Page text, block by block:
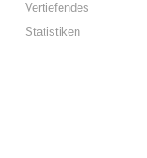
Vertiefendes
Statistiken